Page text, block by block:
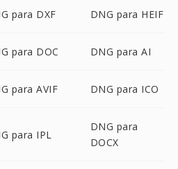
para DXF DNG para HEIF
para DOC DNG para AI
para AVIF DNG para ICO
para IPL
DNG para
DOCX